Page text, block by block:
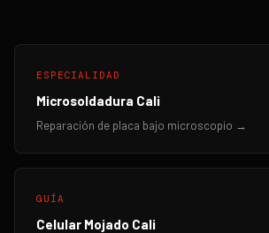
ESPECIALIDAD
Microsoldadura Cali
Reparación de placa bajo microscopio →
GUÍA
Celular Mojado Cali